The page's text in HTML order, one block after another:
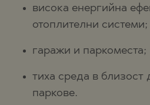
висока енергийна
отоплителни системи;
гаражи и паркоместа;
тиха среда в близост
паркове.